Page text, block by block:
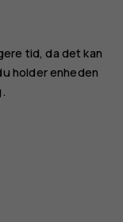
tid, da det kan
holder enheden